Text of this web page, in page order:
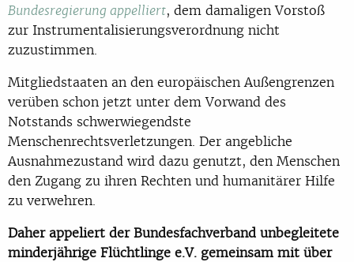
Bundesregierung appelliert, dem damaligen Vorstoß
zur Instrumentalisierungsverordnung nicht
zuzustimmen.
Mitgliedstaaten an den europäischen Außengrenzen
verüben schon jetzt unter dem Vorwand des
Notstands schwerwiegendste
Menschenrechtsverletzungen. Der angebliche
Ausnahmezustand wird dazu genutzt, den Menschen
den Zugang zu ihren Rechten und humanitärer Hilfe
zu verwehren.
Daher appeliert der Bundesfachverband unbegleitete
minderjährige Flüchtlinge e.V. gemeinsam mit über